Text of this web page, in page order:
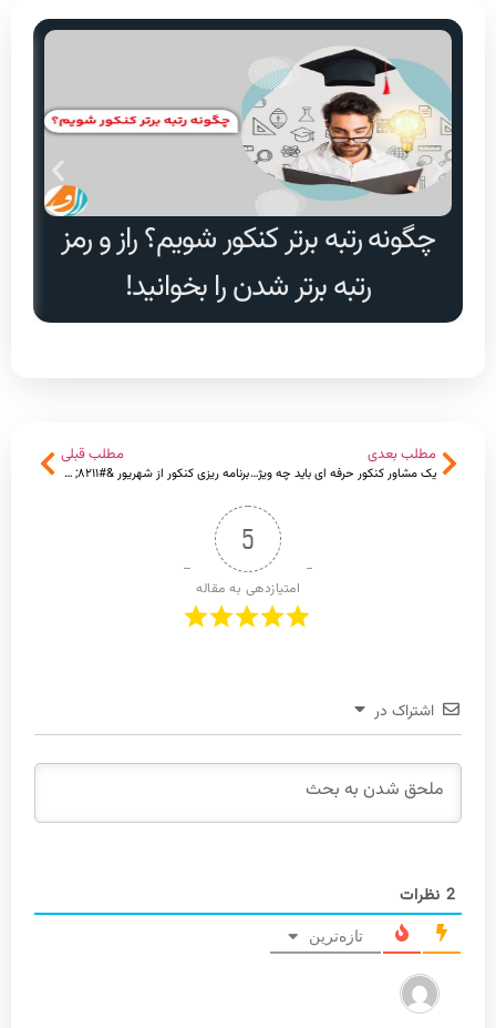
چگونه رتبه برتر کنکور شویم؟ راز و رمز
رتبه برتر شدن را بخوانید!
مطلب بعدی
یک مشاور کنکور حرفه ای باید چه ویژگی هایی داشته باشد؟ + انتخاب بهترین مشاور کنکور
مطلب قبلی
برنامه ریزی کنکور از شهریور &#۸۲۱۱; با الف مشاور رتبه برتر شوید!
5
امتیازدهی به مقاله
اشتراک در
2 نظرات
تازه‌ترین